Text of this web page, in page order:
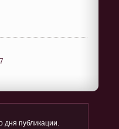
дня публикации.